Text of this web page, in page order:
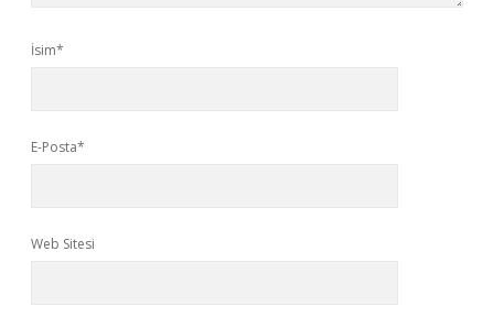
İsim*
E-Posta*
Web Sitesi